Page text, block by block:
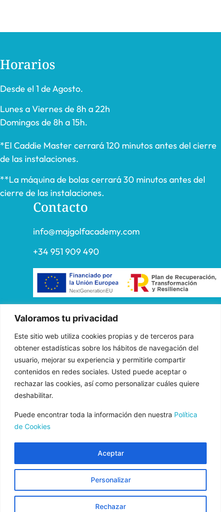
Valoramos tu privacidad
Este sitio web utiliza cookies propias y de terceros para
obtener estadísticas sobre los hábitos de navegación del
usuario, mejorar su experiencia y permitirle compartir
contenidos en redes sociales. Usted puede aceptar o
rechazar las cookies, así como personalizar cuáles quiere
deshabilitar.
Puede encontrar toda la información den nuestra Política
de Cookies
Personalizar
Rechazar
Aceptar
Horarios
Desde el 1 de Agosto.
Lunes a Viernes de 8h a 22h
Domingos de 8h a 15h.
*El Caddie Master cerrará 120 minutos antes del cierre
de las instalaciones.
**La máquina de bolas cerrará 30 minutos antes del
cierre de las instalaciones.
Contacto
info@majgolfacademy.com
+34 951 909 490
«FADE AND DRAW TARGET S.L. ha recibido una ayuda de la
Unión Europea con cargo al Programa Operativo FEDER de
Andalucía 2014-2020, financiada como parte de la respuesta de
la Unión a la pandemia de COVID-19 (REACT-UE), para
compensar el sobrecoste energético de gas natural y/o
electricidad a pymes y autónomos especialmente afectados por el
incremento de los precios del gas natural y la electricidad
provocados por el impacto de la guerra de agresión de Rusia
Aviso Legal Normas de uso
Política de Privacidad Política de cookies
Condiciones de contratación